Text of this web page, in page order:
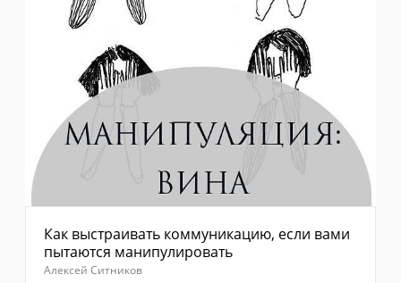
Как выстраивать коммуникацию, если вами
пытаются манипулировать
Алексей Ситников